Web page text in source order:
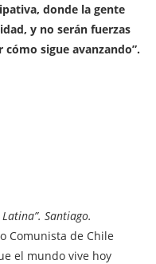
donde la gente
y no serán fuerzas
sigue avanzando”.
Santiago.
Comunista de Chile
el mundo vive hoy